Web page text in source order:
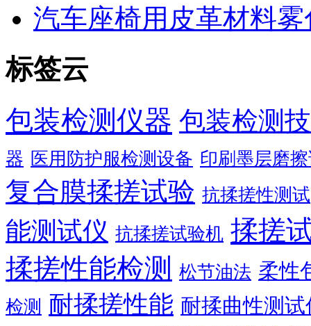
汽车座椅用皮革材料
标签云
包装检测仪器 包装检测
器 医用防护服检测设备 印刷墨层磨
复合膜揉搓试验 抗揉搓性测试
能测试仪 抗揉搓试验机 揉搓
揉搓性能检测
松节油法 柔性
检测 耐揉搓性能 耐揉曲性测试